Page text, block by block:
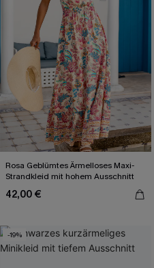
Rosa Geblümtes Ärmelloses Maxi-
Strandkleid mit hohem Ausschnitt
42,00 €
-19%